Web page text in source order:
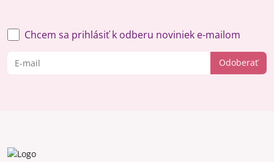
Odoberať
Chcem sa prihlásiť k odberu noviniek e-mailom